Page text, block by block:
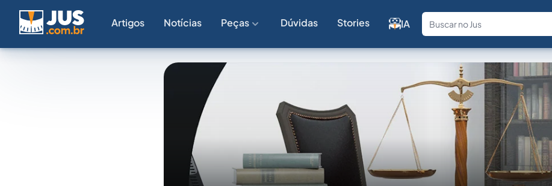
Artigos Notícias Peças Dúvidas Stories IA
Fale com a IA